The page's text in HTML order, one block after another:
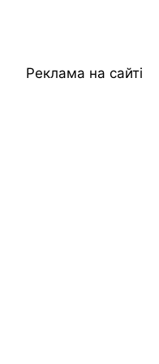
Реклама на сайті